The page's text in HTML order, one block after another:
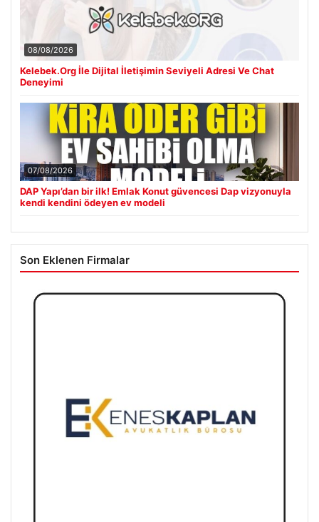
08/08/2026
Kelebek.Org İle Dijital İletişimin Seviyeli Adresi Ve Chat
Deneyimi
07/08/2026
DAP Yapı’dan bir ilk! Emlak Konut güvencesi Dap vizyonuyla
kendi kendini ödeyen ev modeli
Son Eklenen Firmalar